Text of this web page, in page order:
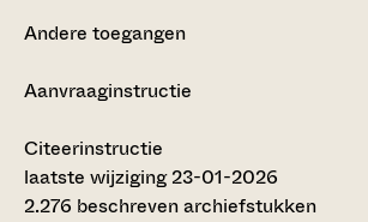
Andere toegangen
Aanvraaginstructie
Citeerinstructie
laatste wijziging 23-01-2026
2.276 beschreven archiefstukken